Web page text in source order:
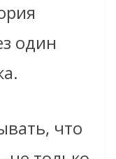
один
что